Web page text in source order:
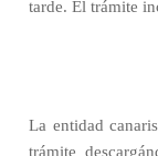
tarde. El trámite
La entidad
trámite